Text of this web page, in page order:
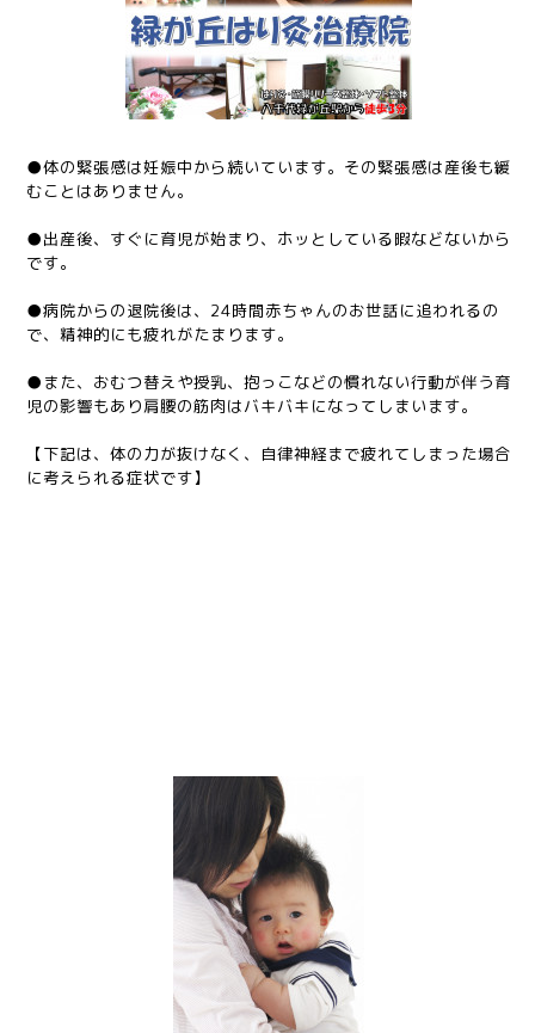
●体の緊張感は妊娠中から続いています。その緊張感は産後も緩
むことはありません。
●出産後、すぐに育児が始まり、ホッとしている暇などないから
です。
●病院からの退院後は、24時間赤ちゃんのお世話に追われるの
で、精神的にも疲れがたまります。
●また、おむつ替えや授乳、抱っこなどの慣れない行動が伴う育
児の影響もあり肩腰の筋肉はバキバキになってしまいます。
【下記は、体の力が抜けなく、自律神経まで疲れてしまった場合
に考えられる症状です】